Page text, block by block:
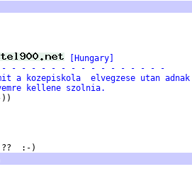
[Hungary]
- - - - - - - - - - - - - - - -
a kozepiskola  elvegzese utan
kellene szolnia.
))